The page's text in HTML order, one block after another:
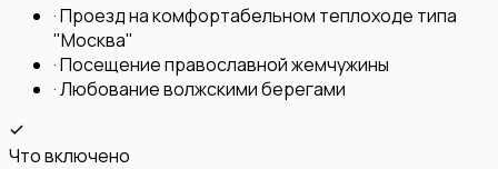
·Проезд на комфортабельном теплоходе типа
"Москва"
·Посещение православной жемчужины
·Любование волжскими берегами
Что включено